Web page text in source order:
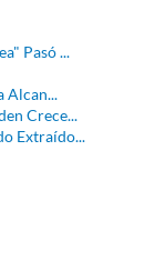
Pasó ...
Alcan...
Crece...
Extraído...